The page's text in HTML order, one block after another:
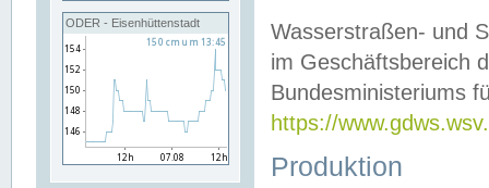
ODER - Eisenhüttenstadt
Wasserstraßen- und
im Geschäftsbereich
Bundesministeriums
https://
Produktion